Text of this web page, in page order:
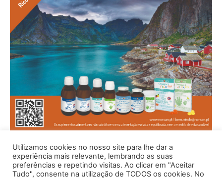
Utilizamos cookies no nosso site para lhe dar a
experiência mais relevante, lembrando as suas
preferências e repetindo visitas. Ao clicar em "Aceitar
Tudo", consente na utilização de TODOS os cookies. No